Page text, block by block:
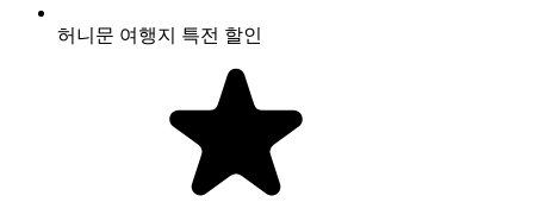
허니문 여행지 특전 할인